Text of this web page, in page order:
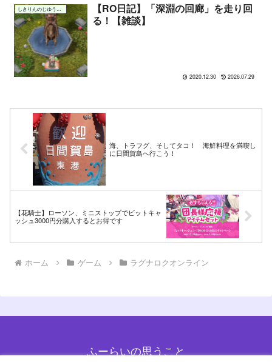
しきりんのじゆうちょう
【RO日記】「深淵の回廊」を走り回
る！【雑談】
2020.12.30 2026.07.29
海、トラフグ、そしてタコ！ 海鮮料理を満喫し
に日間賀島へ行こう！
【花騎士】ローソン、ミニストップでビットキャ
ッシュ3000円分購入するとお得です
ホーム ゲーム ラグナロクオンライン
ふーらいの思うこと